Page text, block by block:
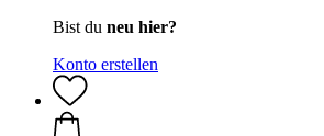
Bist du neu hier?
Konto erstellen